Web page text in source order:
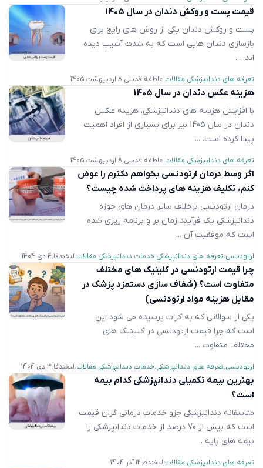
قیمت پست و روکش دندان در سال 1405
پست و روکش دندان یکی از روش ‌های رایج برای
بازسازی دندان‌ هایی است که به شدت آسیب دیده
‌اند. ...
تعرفه های دندانپزشکی مقالات عاطفه قدسی 8 اردیبهشت 1405
هزینه عکس دندان در سال 1405
با افزایش هزینه های دندانپزشکی، هزینه عکس‌
دندان در سال 1405 نیز برای بسیاری از افراد اهمیت
پیدا کرده است. ...
تعرفه های دندانپزشکی مقالات عاطفه قدسی 8 اردیبهشت 1405
اگر وسط درمان ارتودنسی بخواهم دکترم را عوض
کنم، تکلیف هزینه های پرداخت شده چیست؟
درمان ارتودنسی برخلاف سایر درمان های حوزه
دندانپزشکی یک فرآیند زمان بر و برنامه ریزی شده
است که موفقیت آن ...
ارتودنسی تعرفه های دندانپزشکی خدمات دندانپزشکی مقالات لبخندفا 4 دی 1404
چرا قیمت ارتودنسی در کلینیک های مختلف
متفاوت است؟ (شفاف سازی دستمزد پزشک در
مقابل هزینه مواد ارتودنسی)
یکی از سوالاتی که به کرات پرسیده می شود این
است که چرا قیمت ارتودنسی در کلینیک های
مختلف متفاوت ...
ارتودنسی تعرفه های دندانپزشکی خدمات دندانپزشکی مقالات لبخندفا 3 دی 1404
بهترین بیمه تکمیلی دندانپزشکی کدام بیمه
است؟
متاسفانه دندانپزشکی جزو خدمات درمانی گران قیمت
است که بیش از 70 درصد از خدمات دندانپزشکی را
بیمه های پایه ...
تعرفه های دندانپزشکی مقالات لبخندفا 12 آذر 1404